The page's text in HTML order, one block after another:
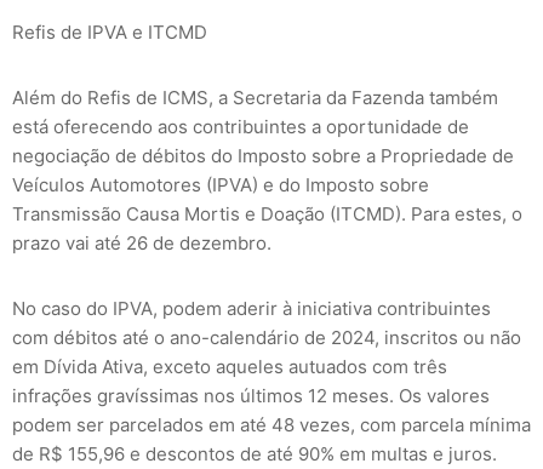
Refis de IPVA e ITCMD
Além do Refis de ICMS, a Secretaria da Fazenda também
está oferecendo aos contribuintes a oportunidade de
negociação de débitos do Imposto sobre a Propriedade de
Veículos Automotores (IPVA) e do Imposto sobre
Transmissão Causa Mortis e Doação (ITCMD). Para estes, o
prazo vai até 26 de dezembro.
No caso do IPVA, podem aderir à iniciativa contribuintes
com débitos até o ano-calendário de 2024, inscritos ou não
em Dívida Ativa, exceto aqueles autuados com três
infrações gravíssimas nos últimos 12 meses. Os valores
podem ser parcelados em até 48 vezes, com parcela mínima
de R$ 155,96 e descontos de até 90% em multas e juros.